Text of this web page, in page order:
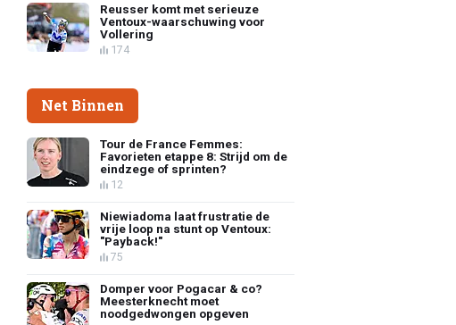
Reusser komt met serieuze
Ventoux-waarschuwing voor
Vollering
174
Net Binnen
Tour de France Femmes:
Favorieten etappe 8: Strijd om de
eindzege of sprinten?
12
Niewiadoma laat frustratie de
vrije loop na stunt op Ventoux:
"Payback!"
75
Domper voor Pogacar & co?
Meesterknecht moet
noodgedwongen opgeven